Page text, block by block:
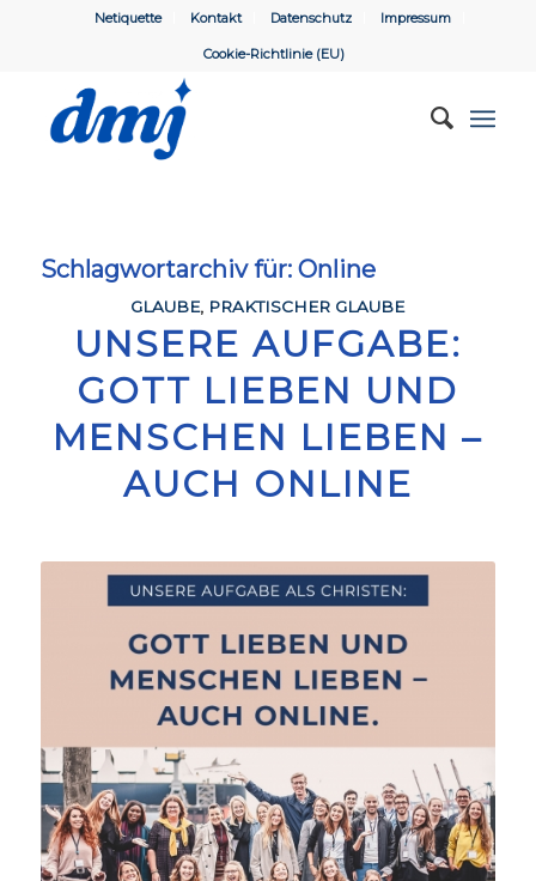
Netiquette Kontakt Datenschutz Impressum
Cookie-Richtlinie (EU)
Schlagwortarchiv für: Online
GLAUBE, PRAKTISCHER GLAUBE
UNSERE AUFGABE:
GOTT LIEBEN UND
MENSCHEN LIEBEN –
AUCH ONLINE